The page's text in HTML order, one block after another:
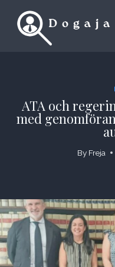
ATA och
med
By Freja